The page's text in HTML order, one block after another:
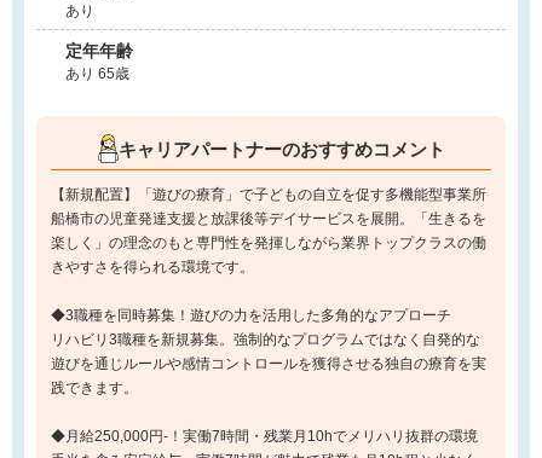
あり
定年年齢
あり 65歳
キャリアパートナーのおすすめコメント
【新規配置】「遊びの療育」で子どもの自立を促す多機能型事業所
船橋市の児童発達支援と放課後等デイサービスを展開。「生きるを
楽しく」の理念のもと専門性を発揮しながら業界トップクラスの働
きやすさを得られる環境です。
◆3職種を同時募集！遊びの力を活用した多角的なアプローチ
リハビリ3職種を新規募集。強制的なプログラムではなく自発的な
遊びを通じルールや感情コントロールを獲得させる独自の療育を実
践できます。
◆月給250,000円-！実働7時間・残業月10hでメリハリ抜群の環境